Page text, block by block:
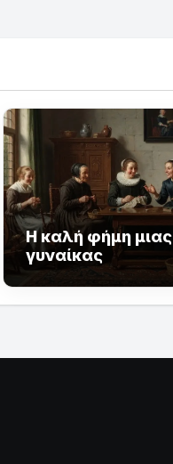
Η καλή φήμη μιας
γυναίκας